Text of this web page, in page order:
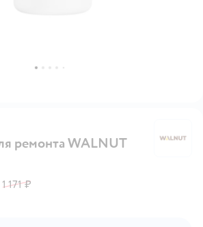
ремонта WALNUT
1 171 ₽